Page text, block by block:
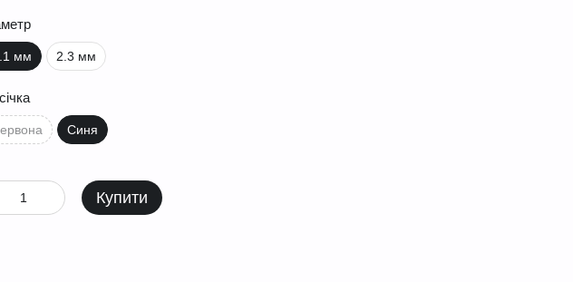
мм 2.3 мм
Синя
Купити